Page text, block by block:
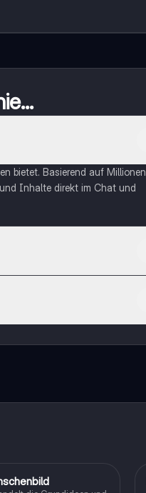
bietet. Basierend auf Millionen
Inhalte direkt im Chat und